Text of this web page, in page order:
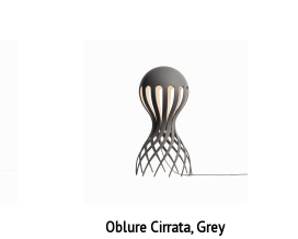
Oblure Cirrata, Grey